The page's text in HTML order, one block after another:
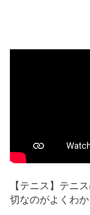
【テニス】テニ
切なのがよくわか